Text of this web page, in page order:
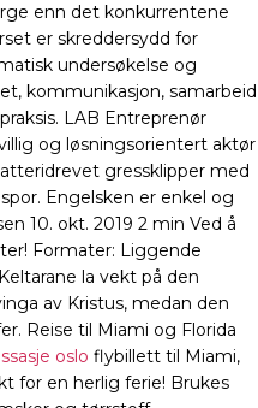
enn det konkurrentene
er skreddersydd for
undersøkelse og
kommunikasjon, samarbeid
LAB Entreprenør
og løsningsorientert aktør
gressklipper med
Engelsken er enkel og
10. okt. 2019 2 min Ved å
Formater: Liggende
la vekt på den
av Kristus, medan den
Reise til Miami og Florida
oslo flybillett til Miami,
for en herlig ferie! Brukes